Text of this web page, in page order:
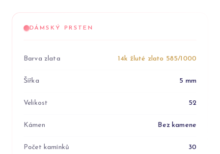
DÁMSKÝ PRSTEN
Barva zlata 14k žluté zlato 585/1000
Šířka 5 mm
Velikost 52
Kámen Bez kamene
Počet kamínků 30